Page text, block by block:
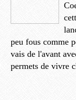
peu fous comme
vais de l'avant
permets de vivre